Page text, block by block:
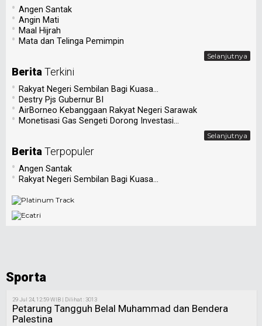
• Angen Santak
• Angin Mati
• Maal Hijrah
• Mata dan Telinga Pemimpin
Selanjutnya
BeritaTerkini
• Rakyat Negeri Sembilan Bagi Kuasa...
• Destry Pjs Gubernur BI
• AirBorneo Kebanggaan Rakyat Negeri Sarawak
• Monetisasi Gas Sengeti Dorong Investasi...
Selanjutnya
BeritaTerpopuler
• Angen Santak
• Rakyat Negeri Sembilan Bagi Kuasa...
Sporta
29 Jul 24, 12:59 WIB | Dilihat : 3013
Petarung Tangguh Belal Muhammad dan Bendera
Palestina